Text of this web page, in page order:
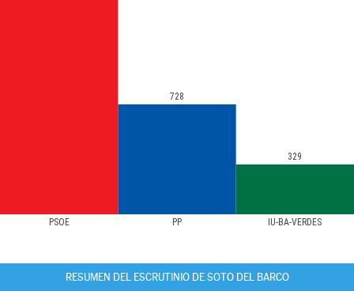
PSOE PP IU-BA-VERDES
728
329
RESUMEN DEL ESCRUTINIO DE SOTO DEL BARCO